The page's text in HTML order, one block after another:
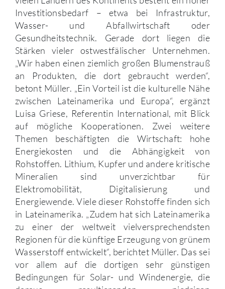
Investitionsbedarf – etwa bei Infrastruktur,
Wasser- und Abfallwirtschaft oder
Gesundheitstechnik. Gerade dort liegen die
Stärken vieler ostwestfälischer Unternehmen.
„Wir haben einen ziemlich großen Blumenstrauß
an Produkten, die dort gebraucht werden“,
betont Müller. „Ein Vorteil ist die kulturelle Nähe
zwischen Lateinamerika und Europa“, ergänzt
Luisa Griese, Referentin International, mit Blick
auf mögliche Kooperationen. Zwei weitere
Themen beschäftigten die Wirtschaft: hohe
Energiekosten und die Abhängigkeit von
Rohstoffen. Lithium, Kupfer und andere kritische
Mineralien sind unverzichtbar für
Elektromobilität, Digitalisierung und
Energiewende. Viele dieser Rohstoffe finden sich
in Lateinamerika. „Zudem hat sich Lateinamerika
zu einer der weltweit vielversprechendsten
Regionen für die künftige Erzeugung von grünem
Wasserstoff entwickelt“, berichtet Müller. Das sei
vor allem auf die dortigen sehr günstigen
Bedingungen für Solar- und Windenergie, die